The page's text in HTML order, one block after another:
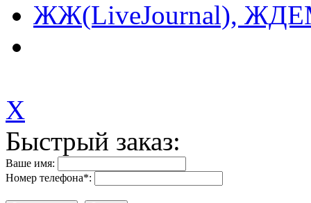
X
Быстрый заказ:
Ваше имя:
Номер телефона*: